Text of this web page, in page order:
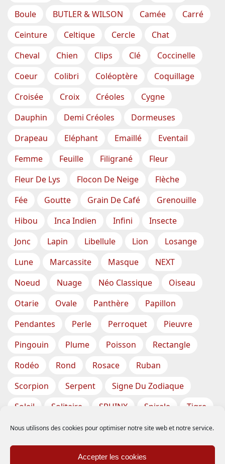
Nous utilisons des cookies pour optimiser notre site web et notre service.
Accepter les cookies
Boule
BUTLER & WILSON Camée
Carré
Ceinture
Celtique Cercle
Chat
Cheval
Chien Clips Clé
Coccinelle
Coeur
Colibri Coléoptère
Coquillage
Croisée
Croix Créoles
Cygne
Dauphin
Demi Créoles
Dormeuses
Drapeau
Eléphant Emaillé
Eventail
Femme
Feuille Filigrané
Fleur
Fleur De Lys
Flocon De Neige
Flèche
Fée
Goutte Grain De Café
Grenouille
Hibou
Inca Indien Infini
Insecte
Jonc
Lapin Libellule Lion
Losange
Lune
Marcassite Masque
NEXT
Noeud
Nuage Néo Classique
Oiseau
Otarie
Ovale Panthère
Papillon
Pendantes
Perle Perroquet
Pieuvre
Pingouin
Plume Poisson
Rectangle
Rodéo
Rond Rosace
Ruban
Scorpion
Serpent
Signe Du Zodiaque
Soleil
Solitaire SPHINX Spirale
Tigre
Torsade
Tortue Train
Tresse
Triangle
Trèfle Tête Vase
Étoile